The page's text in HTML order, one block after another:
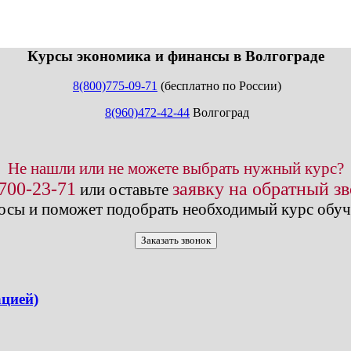
Курсы экономика и финансы в Волгограде
8(800)775-09-71 (бесплатно по России)
8(960)472-42-44 Волгоград
Не нашли или не можете выбрать нужный курс?
23-71 или оставьте заявку на обратный
и поможет подобрать необходимый курс
Заказать звонок